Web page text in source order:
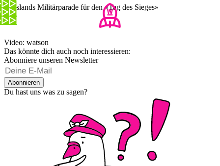
Russlands Militärparade für den «Tag des Sieges»
Video: watson
Das könnte dich auch noch interessieren:
Abonniere unseren Newsletter
Abonnieren
Du hast uns was zu sagen?